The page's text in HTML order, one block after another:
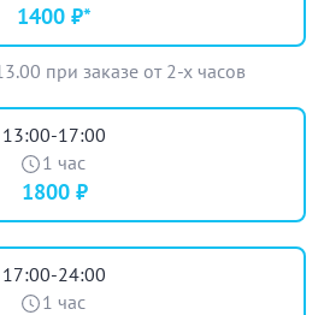
1400 ₽*
при заказе от 2-х часов
13:00-17:00
1 час
1800 ₽
17:00-24:00
1 час